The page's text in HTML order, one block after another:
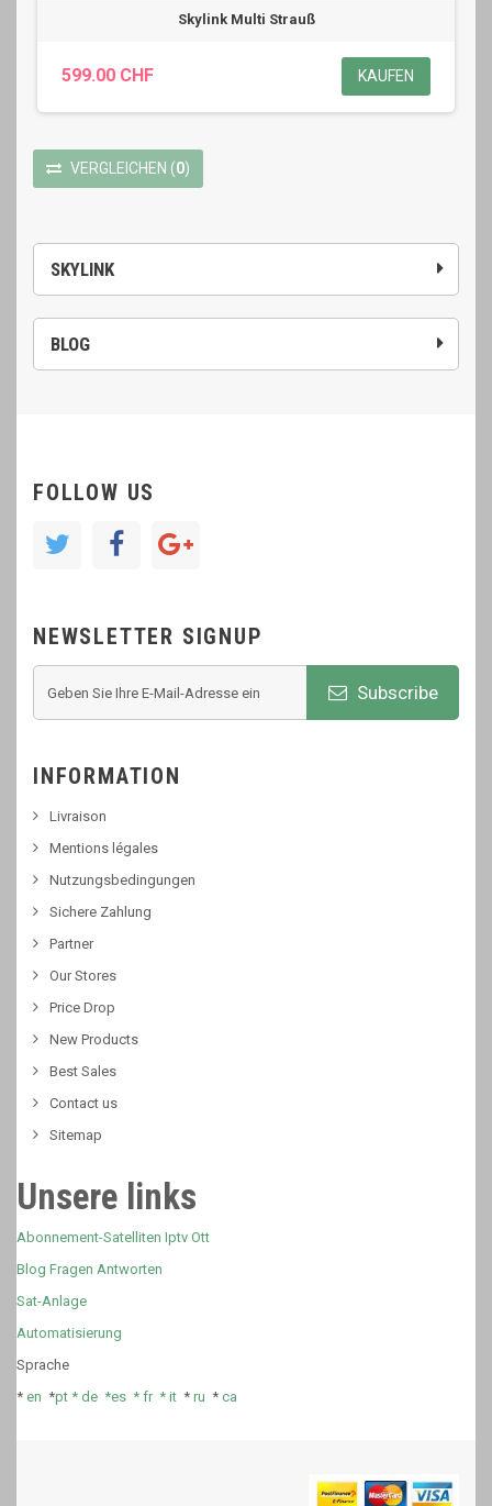
SKYLINK
BLOG
Skylink Multi Strauß
599.00 CHF KAUFEN
VERGLEICHEN (0)
FOLLOW US
NEWSLETTER SIGNUP
Subscribe
INFORMATION
Livraison
Mentions légales
Nutzungsbedingungen
Sichere Zahlung
Partner
Our Stores
Price Drop
New Products
Best Sales
Contact us
Sitemap
Unsere links
Abonnement-Satelliten Iptv Ott
Blog Fragen Antworten
Sat-Anlage
Automatisierung
Sprache
* en *pt * de *es * fr* it * ru * ca